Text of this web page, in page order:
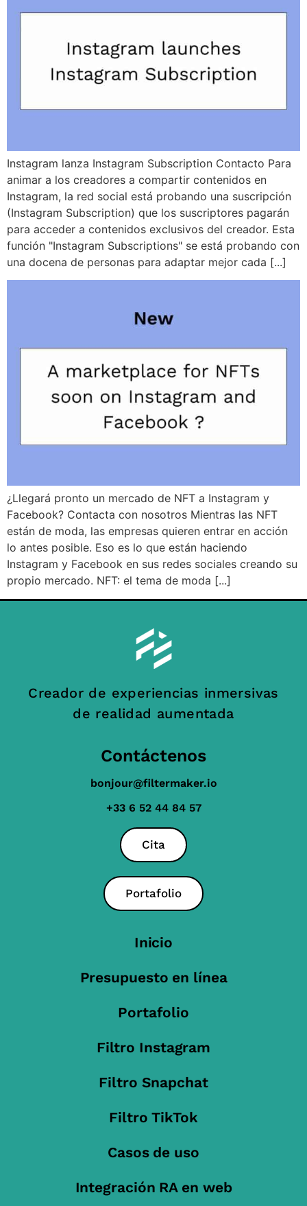
Instagram lanza Instagram Subscription Contacto Para
animar a los creadores a compartir contenidos en
Instagram, la red social está probando una suscripción
(Instagram Subscription) que los suscriptores pagarán
para acceder a contenidos exclusivos del creador. Esta
función "Instagram Subscriptions" se está probando con
una docena de personas para adaptar mejor cada [...]
¿Llegará pronto un mercado de NFT a Instagram y
Facebook? Contacta con nosotros Mientras las NFT
están de moda, las empresas quieren entrar en acción
lo antes posible. Eso es lo que están haciendo
Instagram y Facebook en sus redes sociales creando su
propio mercado. NFT: el tema de moda [...]
Creador de experiencias inmersivas
de realidad aumentada
Contáctenos
bonjour@filtermaker.io
+33 6 52 44 84 57
Cita
Portafolio
Inicio
Presupuesto en línea
Portafolio
Filtro Instagram
Filtro Snapchat
Filtro TikTok
Casos de uso
Integración RA en web